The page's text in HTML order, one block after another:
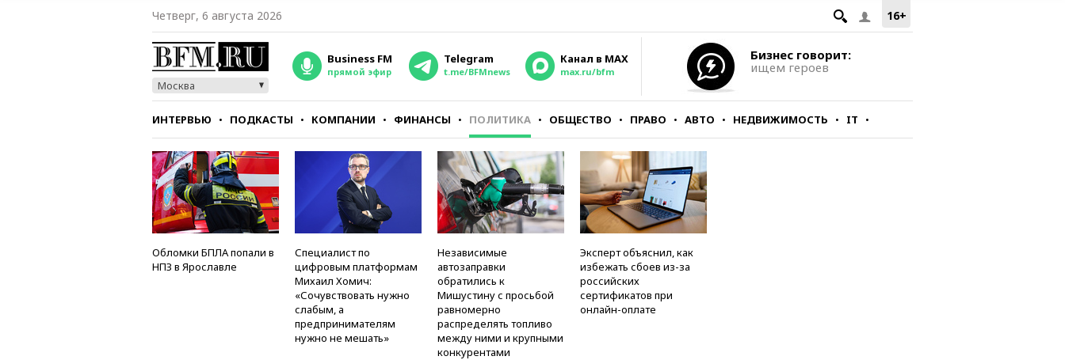
16+
Четверг, 6 августа 2026
Москва
Business FM
прямой эфир
Telegram
t.me/BFMnews
Канал в MAX
max.ru/bfm
Бизнес говорит:
ищем героев
ИНТЕРВЬЮ ПОДКАСТЫ КОМПАНИИ ФИНАНСЫ ПОЛИТИКА ОБЩЕСТВО ПРАВО АВТО НЕДВИЖИМОСТЬ IT
СТИЛЬ ТЕСТЫ
Обломки БПЛА попали в
НПЗ в Ярославле
Специалист по
цифровым платформам
Михаил Хомич:
«Сочувствовать нужно
слабым, а
предпринимателям
нужно не мешать»
Независимые
автозаправки
обратились к
Мишустину с просьбой
равномерно
распределять топливо
между ними и крупными
конкурентами
Эксперт объяснил, как
избежать сбоев из-за
российских
сертификатов при
онлайн-оплате